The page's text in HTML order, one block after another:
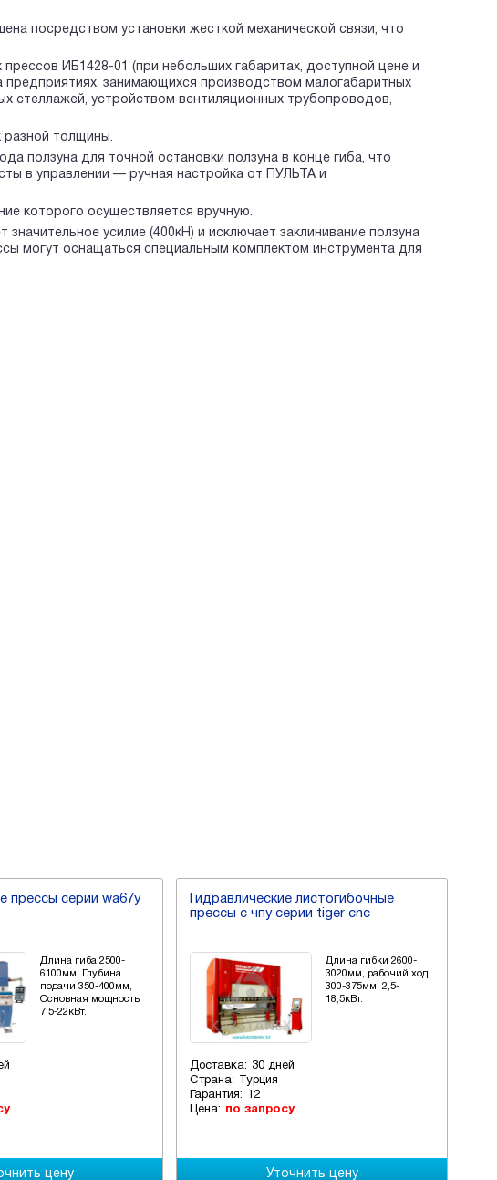
посредством установки жесткой механической связи, что
ИБ1428-01 (при небольших габаритах, доступной цене и
занимающихся производством малогабаритных
стеллажей, устройством вентиляционных трубопроводов,
разной толщины.
ползуна для точной остановки ползуна в конце гиба, что
в управлении — ручная настройка от ПУЛЬТА и
которого осуществляется вручную.
усилие (400кН) и исключает заклинивание ползуна
могут оснащаться специальным комплектом инструмента для
прессы серии wa67y
Длина гиба 2500-
6100мм, Глубина
подачи 350-400мм,
Основная мощность
7,5-22кВт.
Гидравлические листогибочные
прессы с чпу серии tiger cnc
Длина гибки 2600-
3020мм, рабочий ход
300-375мм, 2,5-
18,5кВт.
Доставка: 30 дней
Страна:
Турция
Гарантия: 12
Цена: по запросу